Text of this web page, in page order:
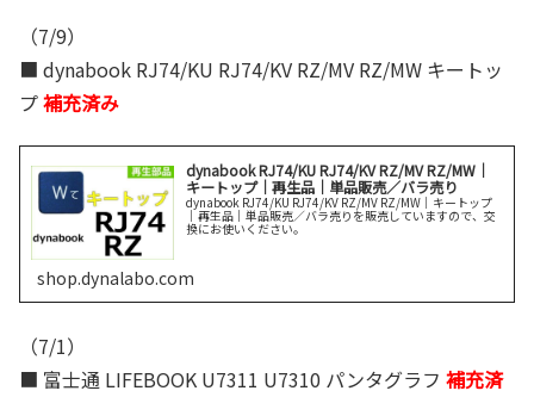
（7/9）
■ dynabook RJ74/KU RJ74/KV RZ/MV RZ/MW キートッ
プ補充済み
dynabook RJ74/KU RJ74/KV RZ/MV RZ/MW｜
キートップ｜再生品｜単品販売／バラ売り
dynabook RJ74/KU RJ74/KV RZ/MV RZ/MW｜キートップ
｜再生品｜単品販売／バラ売りを販売していますので、交
換にお使いください。
shop.dynalabo.com
（7/1）
■ 富士通 LIFEBOOK U7311 U7310 パンタグラフ 補充済